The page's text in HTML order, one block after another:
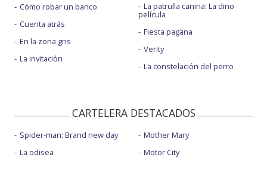
Cómo robar un banco
Cuenta atrás
En la zona gris
La invitación
La patrulla canina: La dino
película
Fiesta pagäna
Verity
La constelación del perro
CARTELERA DESTACADOS
Spider-man: Brand new day
La odisea
Mother Mary
Motor City